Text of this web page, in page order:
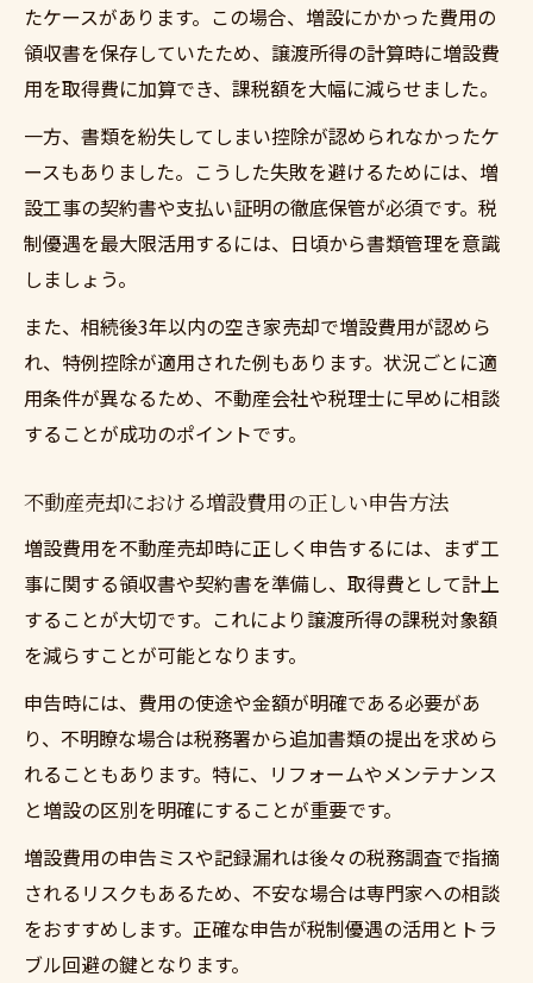
たケースがあります。この場合、増設にかかった費用の
領収書を保存していたため、譲渡所得の計算時に増設費
用を取得費に加算でき、課税額を大幅に減らせました。
一方、書類を紛失してしまい控除が認められなかったケ
ースもありました。こうした失敗を避けるためには、増
設工事の契約書や支払い証明の徹底保管が必須です。税
制優遇を最大限活用するには、日頃から書類管理を意識
しましょう。
また、相続後3年以内の空き家売却で増設費用が認めら
れ、特例控除が適用された例もあります。状況ごとに適
用条件が異なるため、不動産会社や税理士に早めに相談
することが成功のポイントです。
不動産売却における増設費用の正しい申告方法
増設費用を不動産売却時に正しく申告するには、まず工
事に関する領収書や契約書を準備し、取得費として計上
することが大切です。これにより譲渡所得の課税対象額
を減らすことが可能となります。
申告時には、費用の使途や金額が明確である必要があ
り、不明瞭な場合は税務署から追加書類の提出を求めら
れることもあります。特に、リフォームやメンテナンス
と増設の区別を明確にすることが重要です。
増設費用の申告ミスや記録漏れは後々の税務調査で指摘
されるリスクもあるため、不安な場合は専門家への相談
をおすすめします。正確な申告が税制優遇の活用とトラ
ブル回避の鍵となります。